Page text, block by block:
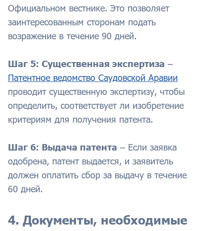
Официальном вестнике. Это позволяет
заинтересованным сторонам подать
возражение в течение 90 дней.
Шаг 5: Существенная экспертиза –
Патентное ведомство Саудовской Аравии
проводит существенную экспертизу, чтобы
определить, соответствует ли изобретение
критериям для получения патента.
Шаг 6: Выдача патента – Если заявка
одобрена, патент выдается, и заявитель
должен оплатить сбор за выдачу в течение
60 дней.
4. Документы, необходимые